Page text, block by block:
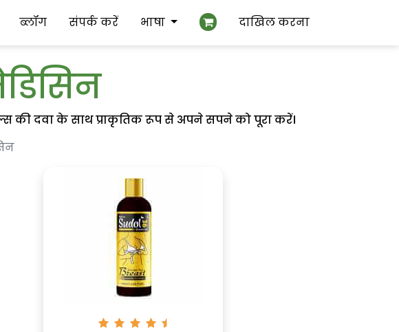
ब्लॉग संपर्क करें भाषा दाखिल करना
की दवा के साथ प्राकृतिक रूप से अपने सपने को पूरा करें।